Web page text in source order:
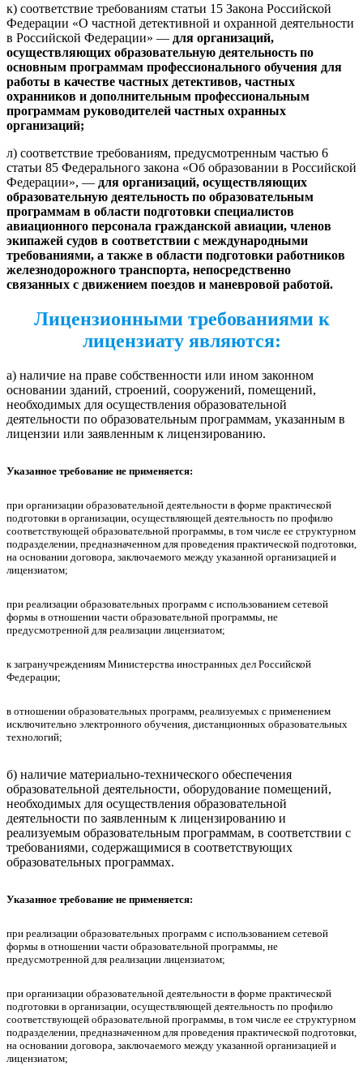
к) соответствие требованиям статьи 15 Закона Российской
Федерации «О частной детективной и охранной деятельности
в Российской Федерации» — для организаций,
осуществляющих образовательную деятельность по
основным программам профессионального обучения для
работы в качестве частных детективов, частных
охранников и дополнительным профессиональным
программам руководителей частных охранных
организаций;
л) соответствие требованиям, предусмотренным частью 6
статьи 85 Федерального закона «Об образовании в Российской
Федерации», — для организаций, осуществляющих
образовательную деятельность по образовательным
программам в области подготовки специалистов
авиационного персонала гражданской авиации, членов
экипажей судов в соответствии с международными
требованиями, а также в области подготовки работников
железнодорожного транспорта, непосредственно
связанных с движением поездов и маневровой работой.
Лицензионными требованиями к
лицензиату являются:
а) наличие на праве собственности или ином законном
основании зданий, строений, сооружений, помещений,
необходимых для осуществления образовательной
деятельности по образовательным программам, указанным в
лицензии или заявленным к лицензированию.
Указанное требование не применяется:
при организации образовательной деятельности в форме практической
подготовки в организации, осуществляющей деятельность по профилю
соответствующей образовательной программы, в том числе ее структурном
подразделении, предназначенном для проведения практической подготовки,
на основании договора, заключаемого между указанной организацией и
лицензиатом;
при реализации образовательных программ с использованием сетевой
формы в отношении части образовательной программы, не
предусмотренной для реализации лицензиатом;
к загранучреждениям Министерства иностранных дел Российской
Федерации;
в отношении образовательных программ, реализуемых с применением
исключительно электронного обучения, дистанционных образовательных
технологий;
б) наличие материально-технического обеспечения
образовательной деятельности, оборудование помещений,
необходимых для осуществления образовательной
деятельности по заявленным к лицензированию и
реализуемым образовательным программам, в соответствии с
требованиями, содержащимися в соответствующих
образовательных программах.
Указанное требование не применяется:
при реализации образовательных программ с использованием сетевой
формы в отношении части образовательной программы, не
предусмотренной для реализации лицензиатом;
при организации образовательной деятельности в форме практической
подготовки в организации, осуществляющей деятельность по профилю
соответствующей образовательной программы, в том числе ее структурном
подразделении, предназначенном для проведения практической подготовки,
на основании договора, заключаемого между указанной организацией и
лицензиатом;